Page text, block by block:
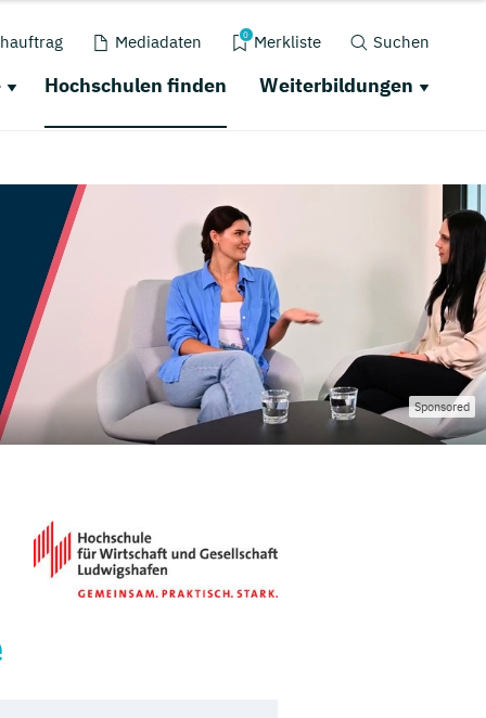
Mediadaten 0 Merkliste Suchen
Hochschulen finden Weiterbildungen
Sponsored